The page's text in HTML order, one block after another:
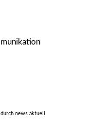
news aktuell